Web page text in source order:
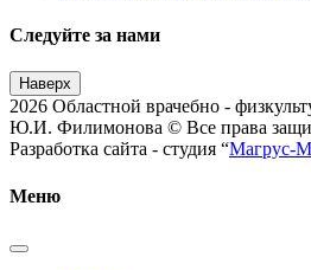
Следуйте за нами
Наверх
2026 Областной врачебно -
Ю.И. Филимонова © Все права
Разработка сайта - студия “Магрус-М
Меню